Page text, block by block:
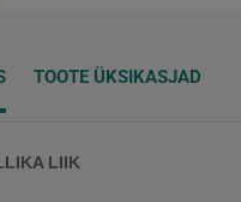
TOOTE ÜKSIKASJAD
LIIK